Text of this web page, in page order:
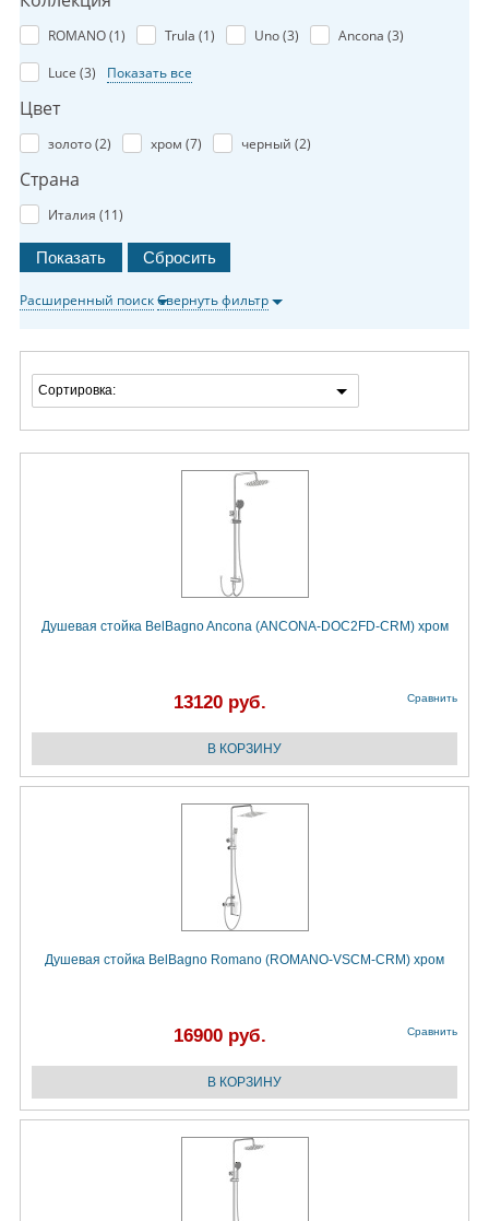
ROMANO (1) Trula (1) Uno (3) Ancona (3)
Luce (3) Показать все
Цвет
золото (2) хром (7) черный (2)
Страна
Италия (11)
Расширенный поискСвернуть фильтр
Сортировка:
Душевая стойка BelBagno Ancona (ANCONA-DOC2FD-CRM) хром
13120 руб. Сравнить
Душевая стойка BelBagno Romano (ROMANO-VSCM-CRM) хром
16900 руб. Сравнить